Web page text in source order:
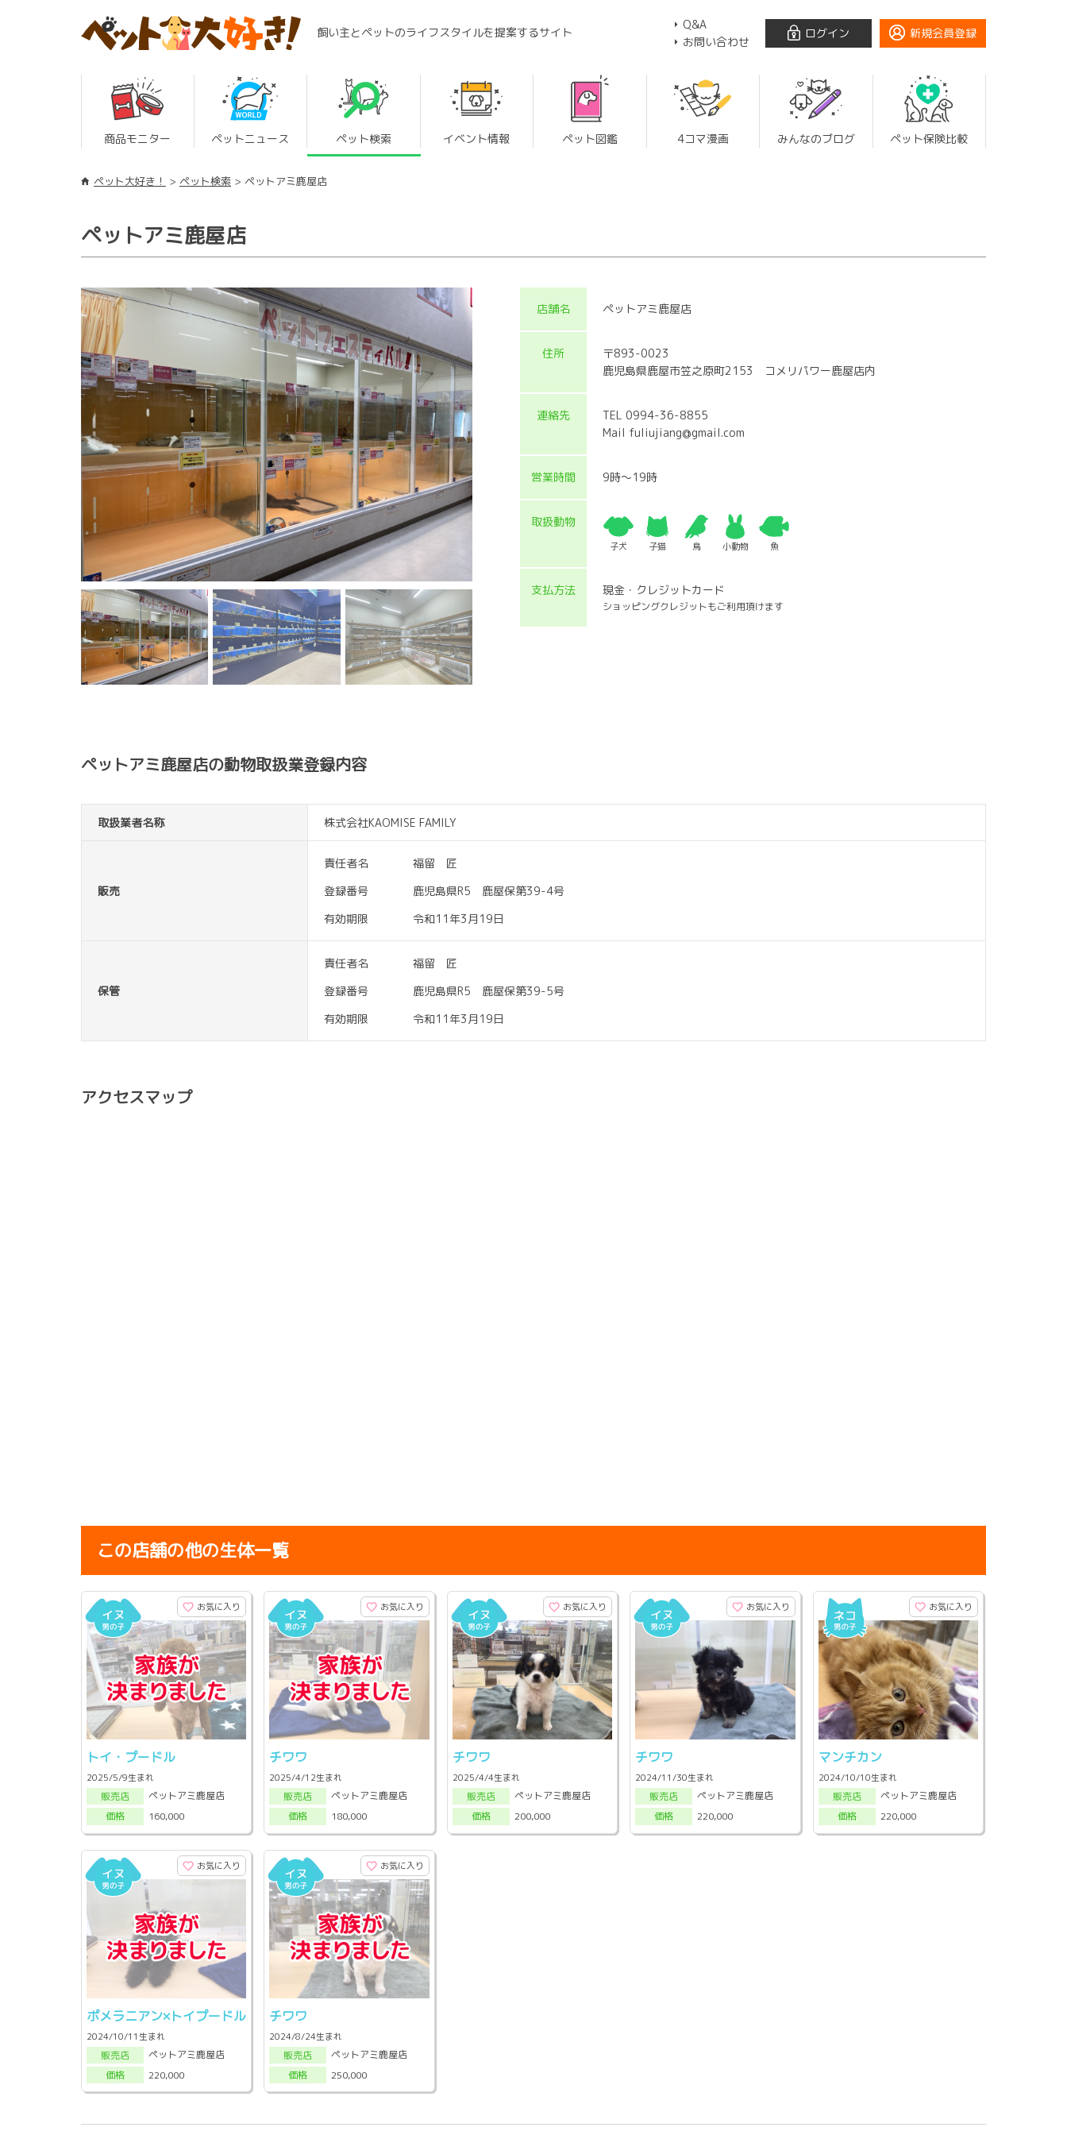
飼い主とペットのライフスタイルを提案するサイト
Q&A
お問い合わせ
ログイン 新規会員登録
商品モニター ペットニュース ペット検索 イベント情報 ペット図鑑 4コマ漫画 みんなのブログ ペット保険比較
ペット大好き！ ペット検索 ペットアミ鹿屋店
ペットアミ鹿屋店
店舗名 ペットアミ鹿屋店
住所
〒893-0023
鹿児島県鹿屋市笠之原町2153 コメリパワー鹿屋店内
連絡先
TEL 0994-36-8855
Mail fuliujiang@gmail.com
営業時間 9時〜19時
取扱動物
子犬 子猫 鳥 小動物 魚
支払方法 現金・クレジットカード
ショッピングクレジットもご利用頂けます
ペットアミ鹿屋店の動物取扱業登録内容
取扱業者名称 株式会社KAOMISE FAMILY
販売
責任者名
福留 匠
登録番号
鹿児島県R5 鹿屋保第39-4号
有効期限
令和11年3月19日
保管
責任者名
福留 匠
登録番号
鹿児島県R5 鹿屋保第39-5号
有効期限
令和11年3月19日
アクセスマップ
この店舗の他の生体一覧
お気に入り
トイ・プードル
2025/5/9生まれ
販売店
ペットアミ鹿屋店
価格
160,000
お気に入り
チワワ
2025/4/12生まれ
販売店
ペットアミ鹿屋店
価格
180,000
お気に入り
チワワ
2025/4/4生まれ
販売店
ペットアミ鹿屋店
価格
200,000
お気に入り
チワワ
2024/11/30生まれ
販売店
ペットアミ鹿屋店
価格
220,000
お気に入り
マンチカン
2024/10/10生まれ
販売店
ペットアミ鹿屋店
価格
220,000
お気に入り
ポメラニアン×トイプードル
2024/10/11生まれ
販売店
ペットアミ鹿屋店
価格
220,000
お気に入り
チワワ
2024/8/24生まれ
販売店
ペットアミ鹿屋店
価格
250,000